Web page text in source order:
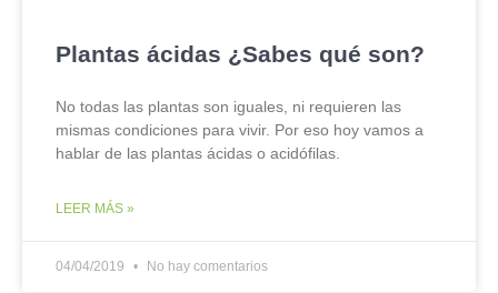
Plantas ácidas ¿Sabes qué son?
No todas las plantas son iguales, ni requieren las
mismas condiciones para vivir. Por eso hoy vamos a
hablar de las plantas ácidas o acidófilas.
LEER MÁS »
04/04/2019 No hay comentarios